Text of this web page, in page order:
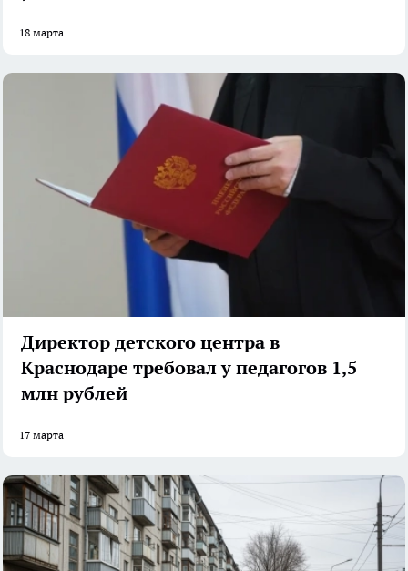
18 марта
Директор детского центра в
Краснодаре требовал у педагогов 1,5
млн рублей
17 марта